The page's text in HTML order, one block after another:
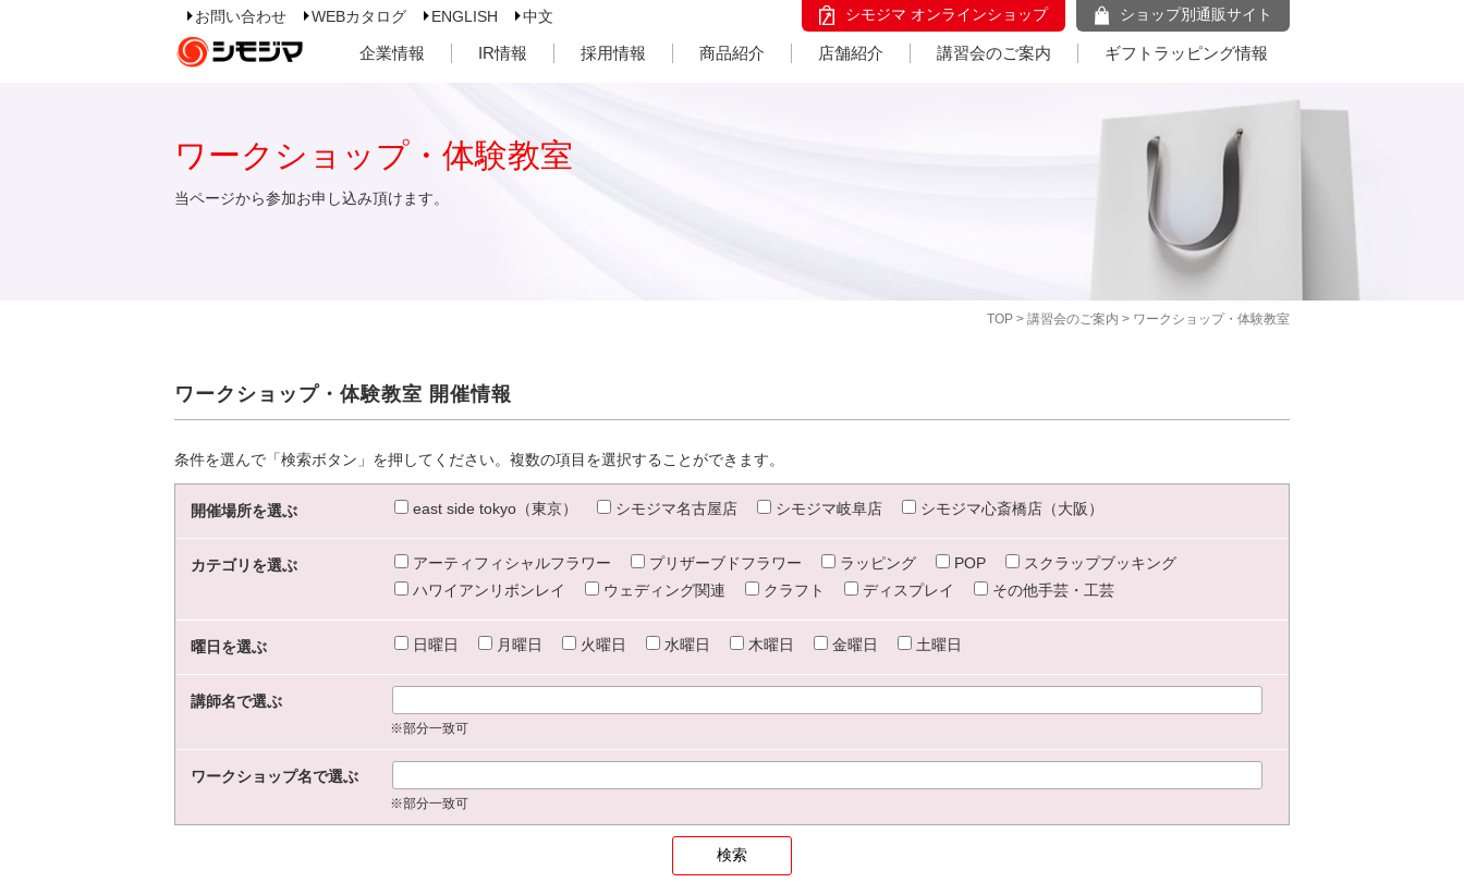
お問い合わせ WEBカタログ ENGLISH 中文 シモジマ オンラインショップ ショップ別通販サイト
企業情報 IR情報 採用情報 商品紹介 店舗紹介 講習会のご案内 ギフトラッピング情報
TOP > 講習会のご案内 > ワークショップ・体験教室
ワークショップ・体験教室
当ページから参加お申し込み頂けます。
ワークショップ・体験教室 開催情報
条件を選んで「検索ボタン」を押してください。複数の項目を選択することができます。
開催場所を選ぶ east side tokyo（東京） シモジマ名古屋店 シモジマ岐阜店 シモジマ心斎橋店（大阪）
カテゴリを選ぶ アーティフィシャルフラワー プリザーブドフラワー ラッピング POP
スクラップブッキング
ハワイアンリボンレイ
ウェディング関連 クラフト ディスプレイ その他手芸・工芸
曜日を選ぶ 日曜日 月曜日 火曜日 水曜日 木曜日 金曜日 土曜日
講師名で選ぶ
※部分一致可
ワークショップ名で選ぶ
※部分一致可